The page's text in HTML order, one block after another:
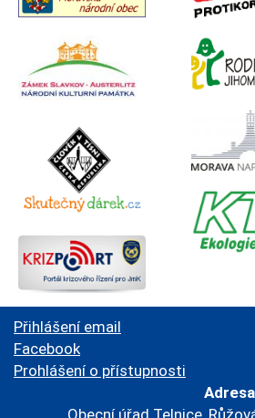
Přihlášení email
Facebook
Prohlášení o přístupnosti
Obecní úřad Telnice,